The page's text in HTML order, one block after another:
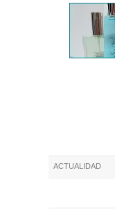
ACTUALIDAD